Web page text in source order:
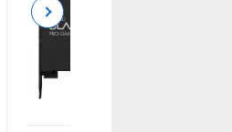
Next